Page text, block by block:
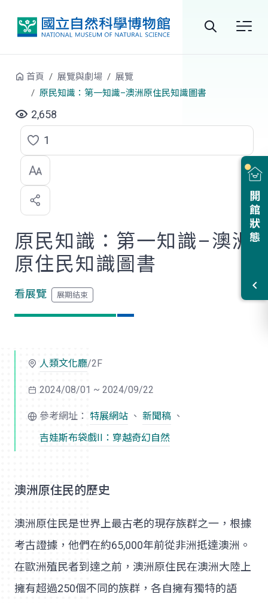
搜
開館狀態
首頁 展覽與劇場
展覽
原民知識：第一知識–澳洲原住民知識圖書
2,658
點
選
喜
歡
1
原民知識：第一知識–澳洲
原住民知識圖書
看展覽
人類文化廳/2F
2024/08/01 ~ 2024/09/22
參考網址： 特展網站 、 新聞稿 、
吉娃斯布袋戲II：穿越奇幻自然
澳洲原住民的歷史
澳洲原住民是世界上最古老的現存族群之一，根據
考古證據，他們在約65,000年前從非洲抵達澳洲。
在歐洲殖民者到達之前，澳洲原住民在澳洲大陸上
擁有超過250個不同的族群，各自擁有獨特的語